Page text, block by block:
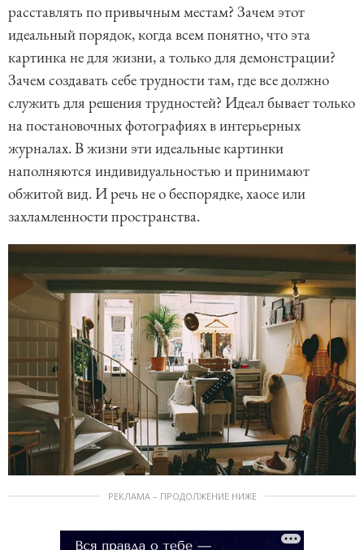
расставлять по привычным местам? Зачем этот
идеальный порядок, когда всем понятно, что эта
картинка не для жизни, а только для демонстрации?
Зачем создавать себе трудности там, где все должно
служить для решения трудностей? Идеал бывает только
на постановочных фотографиях в интерьерных
журналах. В жизни эти идеальные картинки
наполняются индивидуальностью и принимают
обжитой вид. И речь не о беспорядке, хаосе или
захламленности пространства.
РЕКЛАМА – ПРОДОЛЖЕНИЕ НИЖЕ